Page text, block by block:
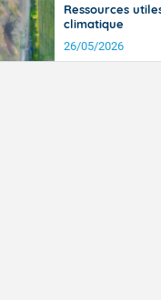
jusque
la Corse.
Pyrénées,
marge de
de la
En soirée,
22 à 24,
sur le
côtes
38 ou 39
Ressources
climatique
26/05/2026